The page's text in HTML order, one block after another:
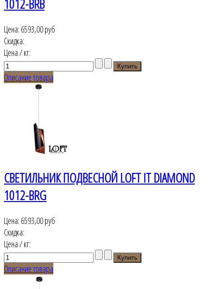
1012-BRB
Цена: 6593,00 руб
Скидка:
Цена / кг:
Описание товара
СВЕТИЛЬНИК ПОДВЕСНОЙ LOFT IT DIAMOND
1012-BRG
Цена: 6593,00 руб
Скидка:
Цена / кг:
Описание товара